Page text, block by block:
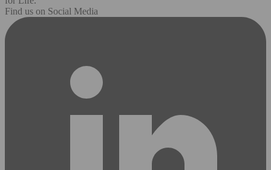
Find us on Social Media